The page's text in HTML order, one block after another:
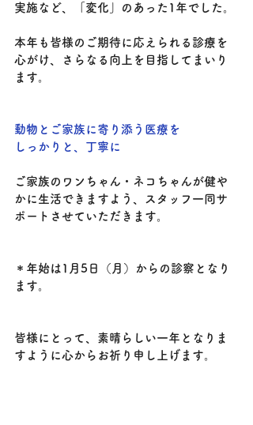
実施など、「変化」のあった1年でした。
本年も皆様のご期待に応えられる診療を
心がけ、さらなる向上を目指してまいり
ます。
動物とご家族に寄り添う医療を
しっかりと、丁寧に
ご家族のワンちゃん・ネコちゃんが健や
かに生活できますよう、スタッフ一同サ
ポートさせていただきます。
＊年始は1月5日（月）からの診察となり
ます。
皆様にとって、素晴らしい一年となりま
すように心からお祈り申し上げます。